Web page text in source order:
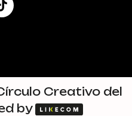
Creativo del
by